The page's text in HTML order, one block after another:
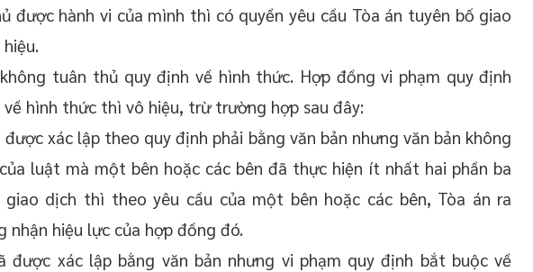
được hành vi của mình thì có quyền yêu cầu Tòa án tuyên bố giao
tuân thủ quy định về hình thức. Hợp đồng vi phạm quy định
về hình thức thì vô hiệu, trừ trường hợp sau đây:
xác lập theo quy định phải bằng văn bản nhưng văn bản không
luật mà một bên hoặc các bên đã thực hiện ít nhất hai phần ba
dịch thì theo yêu cầu của một bên hoặc các bên, Tòa án ra
nhận hiệu lực của hợp đồng đó.
được xác lập bằng văn bản nhưng vi phạm quy định bắt buộc về